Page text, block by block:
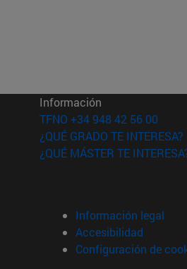
ventana)
en nueva ventana)
nueva ventana)
Información
TFNO +34 948 42 56 00
¿QUÉ GRADO TE INTERESA?
¿QUÉ MÁSTER TE
Información legal
Accesibilidad
Configuración de